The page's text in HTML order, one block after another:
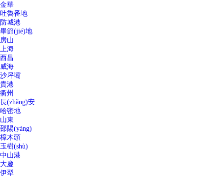
金華
吐魯番地
防城港
畢節(jié)地
房山
上海
西昌
威海
沙坪壩
貴港
衢州
長(zhǎng)安
哈密地
山東
邵陽(yáng)
樟木頭
玉樹(shù)
中山港
大慶
伊犁